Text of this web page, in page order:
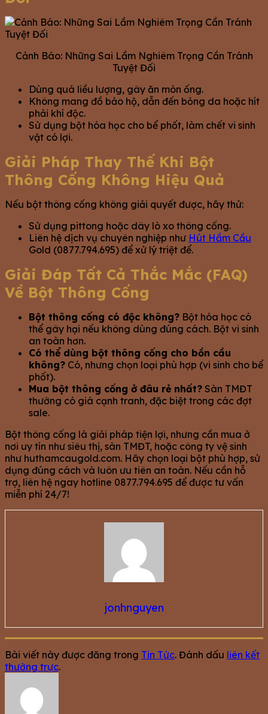
Cảnh Báo: Những Sai Lầm Nghiêm Trọng Cần Tránh
Tuyệt Đối
Dùng quá liều lượng, gây ăn mòn ống.
Không mang đồ bảo hộ, dẫn đến bỏng da hoặc hít
phải khí độc.
Sử dụng bột hóa học cho bể phốt, làm chết vi sinh
vật có lợi.
Giải Pháp Thay Thế Khi Bột
Thông Cống Không Hiệu Quả
Nếu bột thông cống không giải quyết được, hãy thử:
Sử dụng pittong hoặc dây lò xo thông cống.
Liên hệ dịch vụ chuyên nghiệp như Hút Hầm Cầu
Gold (0877.794.695) để xử lý triệt để.
Giải Đáp Tất Cả Thắc Mắc (FAQ)
Về Bột Thông Cống
Bột thông cống có độc không? Bột hóa học có
thể gây hại nếu không dùng đúng cách. Bột vi sinh
an toàn hơn.
Có thể dùng bột thông cống cho bồn cầu
không? Có, nhưng chọn loại phù hợp (vi sinh cho bể
phốt).
Mua bột thông cống ở đâu rẻ nhất? Sàn TMĐT
thường có giá cạnh tranh, đặc biệt trong các đợt
sale.
Bột thông cống là giải pháp tiện lợi, nhưng cần mua ở
nơi uy tín như siêu thị, sàn TMĐT, hoặc công ty vệ sinh
như huthamcaugold.com. Hãy chọn loại bột phù hợp, sử
dụng đúng cách và luôn ưu tiên an toàn. Nếu cần hỗ
trợ, liên hệ ngay hotline 0877.794.695 để được tư vấn
miễn phí 24/7!
jonhnguyen
Bài viết này được đăng trong Tin Tức. Đánh dấu liên kết
thường trực.